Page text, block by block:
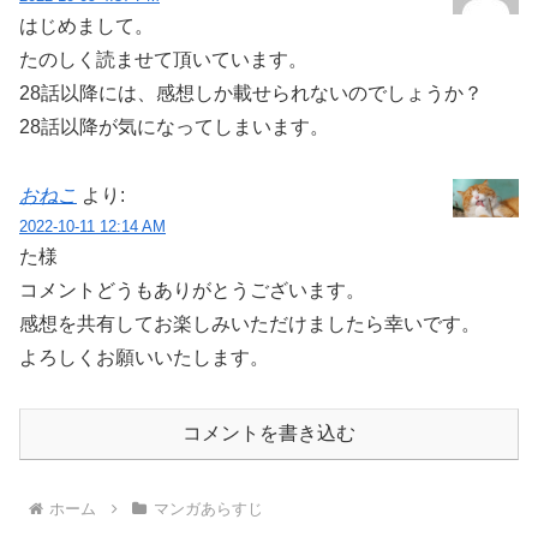
はじめまして。
たのしく読ませて頂いています。
28話以降には、感想しか載せられないのでしょうか？
28話以降が気になってしまいます。
おねこ より:
2022-10-11 12:14 AM
た様
コメントどうもありがとうございます。
感想を共有してお楽しみいただけましたら幸いです。
よろしくお願いいたします。
コメントを書き込む
ホーム マンガあらすじ